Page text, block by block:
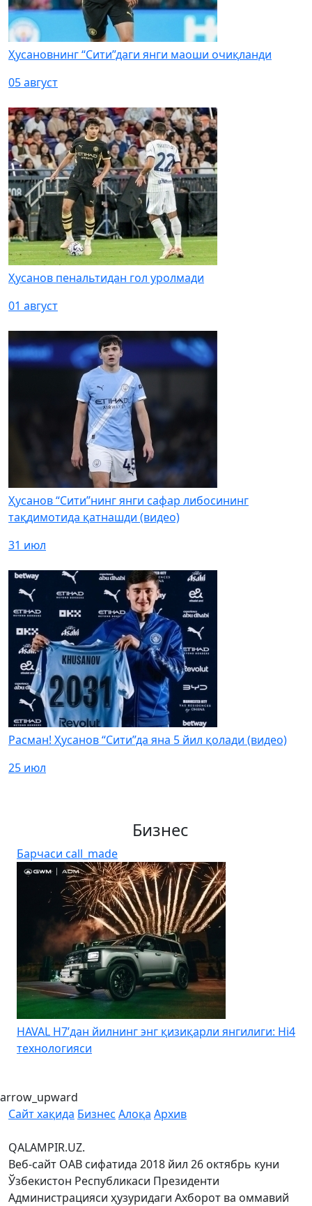
Ҳусановнинг “Сити”даги янги маоши очиқланди
05 август
Ҳусанов пенальтидан гол уролмади
01 август
Ҳусанов “Сити”нинг янги сафар либосининг
тақдимотида қатнашди (видео)
31 июл
Расман! Ҳусанов “Сити”да яна 5 йил қолади (видео)
25 июл
Бизнес
Барчаси call_made
HAVAL H7’дан йилнинг энг қизиқарли янгилиги: Hi4
технологияси
arrow_upward
Сайт хақида Бизнес Алоқа Архив
QALAMPIR.UZ.
Веб-сайт ОАВ сифатида 2018 йил 26 октябрь куни
Ўзбекистон Республикаси Президенти
Администрацияси ҳузуридаги Ахборот ва оммавий